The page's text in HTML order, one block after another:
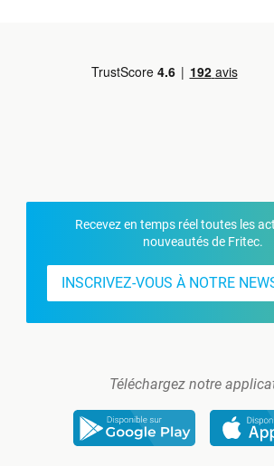
Recevez en temps réel toutes les
nouveautés de Fritec.
INSCRIVEZ-VOUS À NOTRE
Téléchargez notre